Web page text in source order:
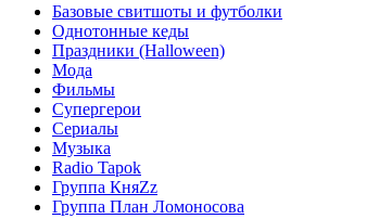
Базовые свитшоты и футболки
Однотонные кеды
Праздники (Halloween)
Мода
Фильмы
Супергерои
Сериалы
Музыка
Radio Tapok
Группа КняZz
Группа План Ломоносова